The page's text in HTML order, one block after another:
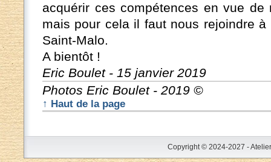
acquérir ces compétences en vue
mais pour cela il faut nous rejoindre
Saint-Malo.
A bientôt !
Eric Boulet - 15 janvier 2019
Photos Eric Boulet - 2019 ©
↑ Haut de la page
Copyright © 2024-2027 -